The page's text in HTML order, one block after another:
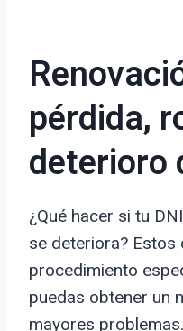
pérdida,
deterioro
¿Qué hacer si tu
se deteriora? Estos
procedimiento
puedas obtener un
mayores problemas.